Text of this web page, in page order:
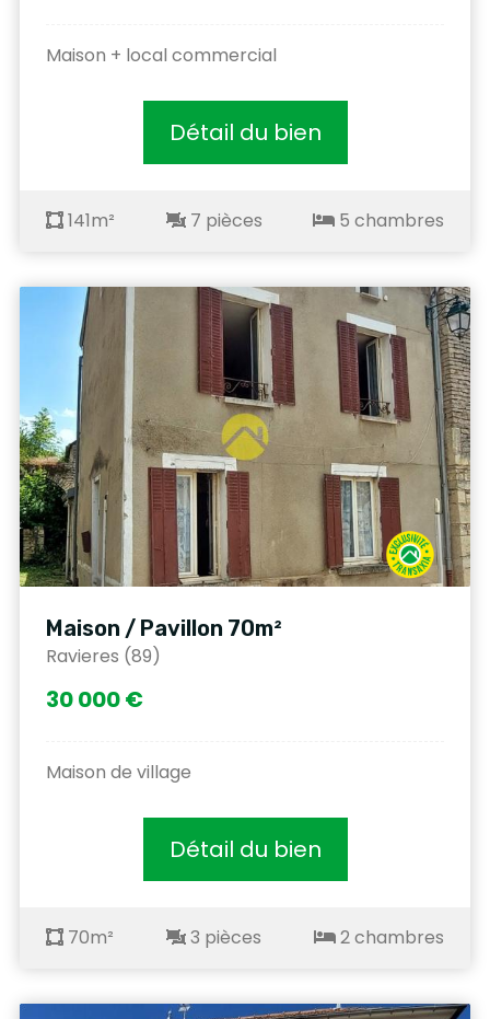
Maison + local commercial
Détail du bien
141m² 7 pièces 5 chambres
Maison / Pavillon 70m²
Ravieres (89)
30 000 €
Maison de village
Détail du bien
70m² 3 pièces 2 chambres